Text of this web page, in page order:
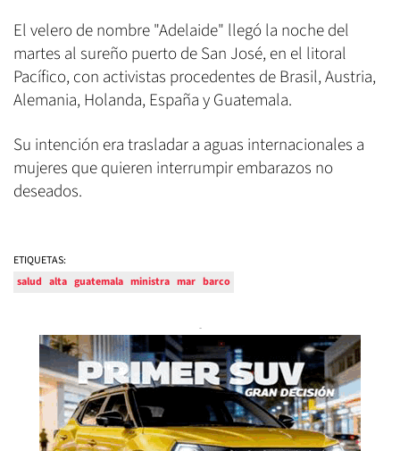
El velero de nombre "Adelaide" llegó la noche del
martes al sureño puerto de San José, en el litoral
Pacífico, con activistas procedentes de Brasil, Austria,
Alemania, Holanda, España y Guatemala.
Su intención era trasladar a aguas internacionales a
mujeres que quieren interrumpir embarazos no
deseados.
ETIQUETAS:
salud alta guatemala ministra mar barco